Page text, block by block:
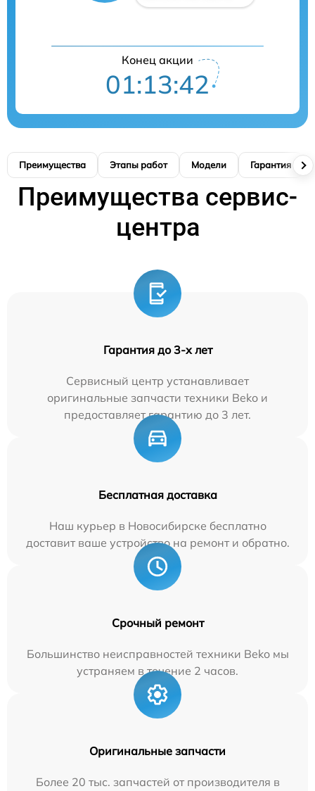
Конец акции
01:13:41
Преимущества Этапы работ Модели Гарантия
Преимущества сервис-
центра
Гарантия до 3-х лет
Сервисный центр устанавливает
оригинальные запчасти техники Beko и
предоставляет гарантию до 3 лет.
Бесплатная доставка
Наш курьер в Новосибирске бесплатно
доставит ваше устройство на ремонт и обратно.
Срочный ремонт
Большинство неисправностей техники Beko мы
устраняем в течение 2 часов.
Оригинальные запчасти
Более 20 тыс. запчастей от производителя в